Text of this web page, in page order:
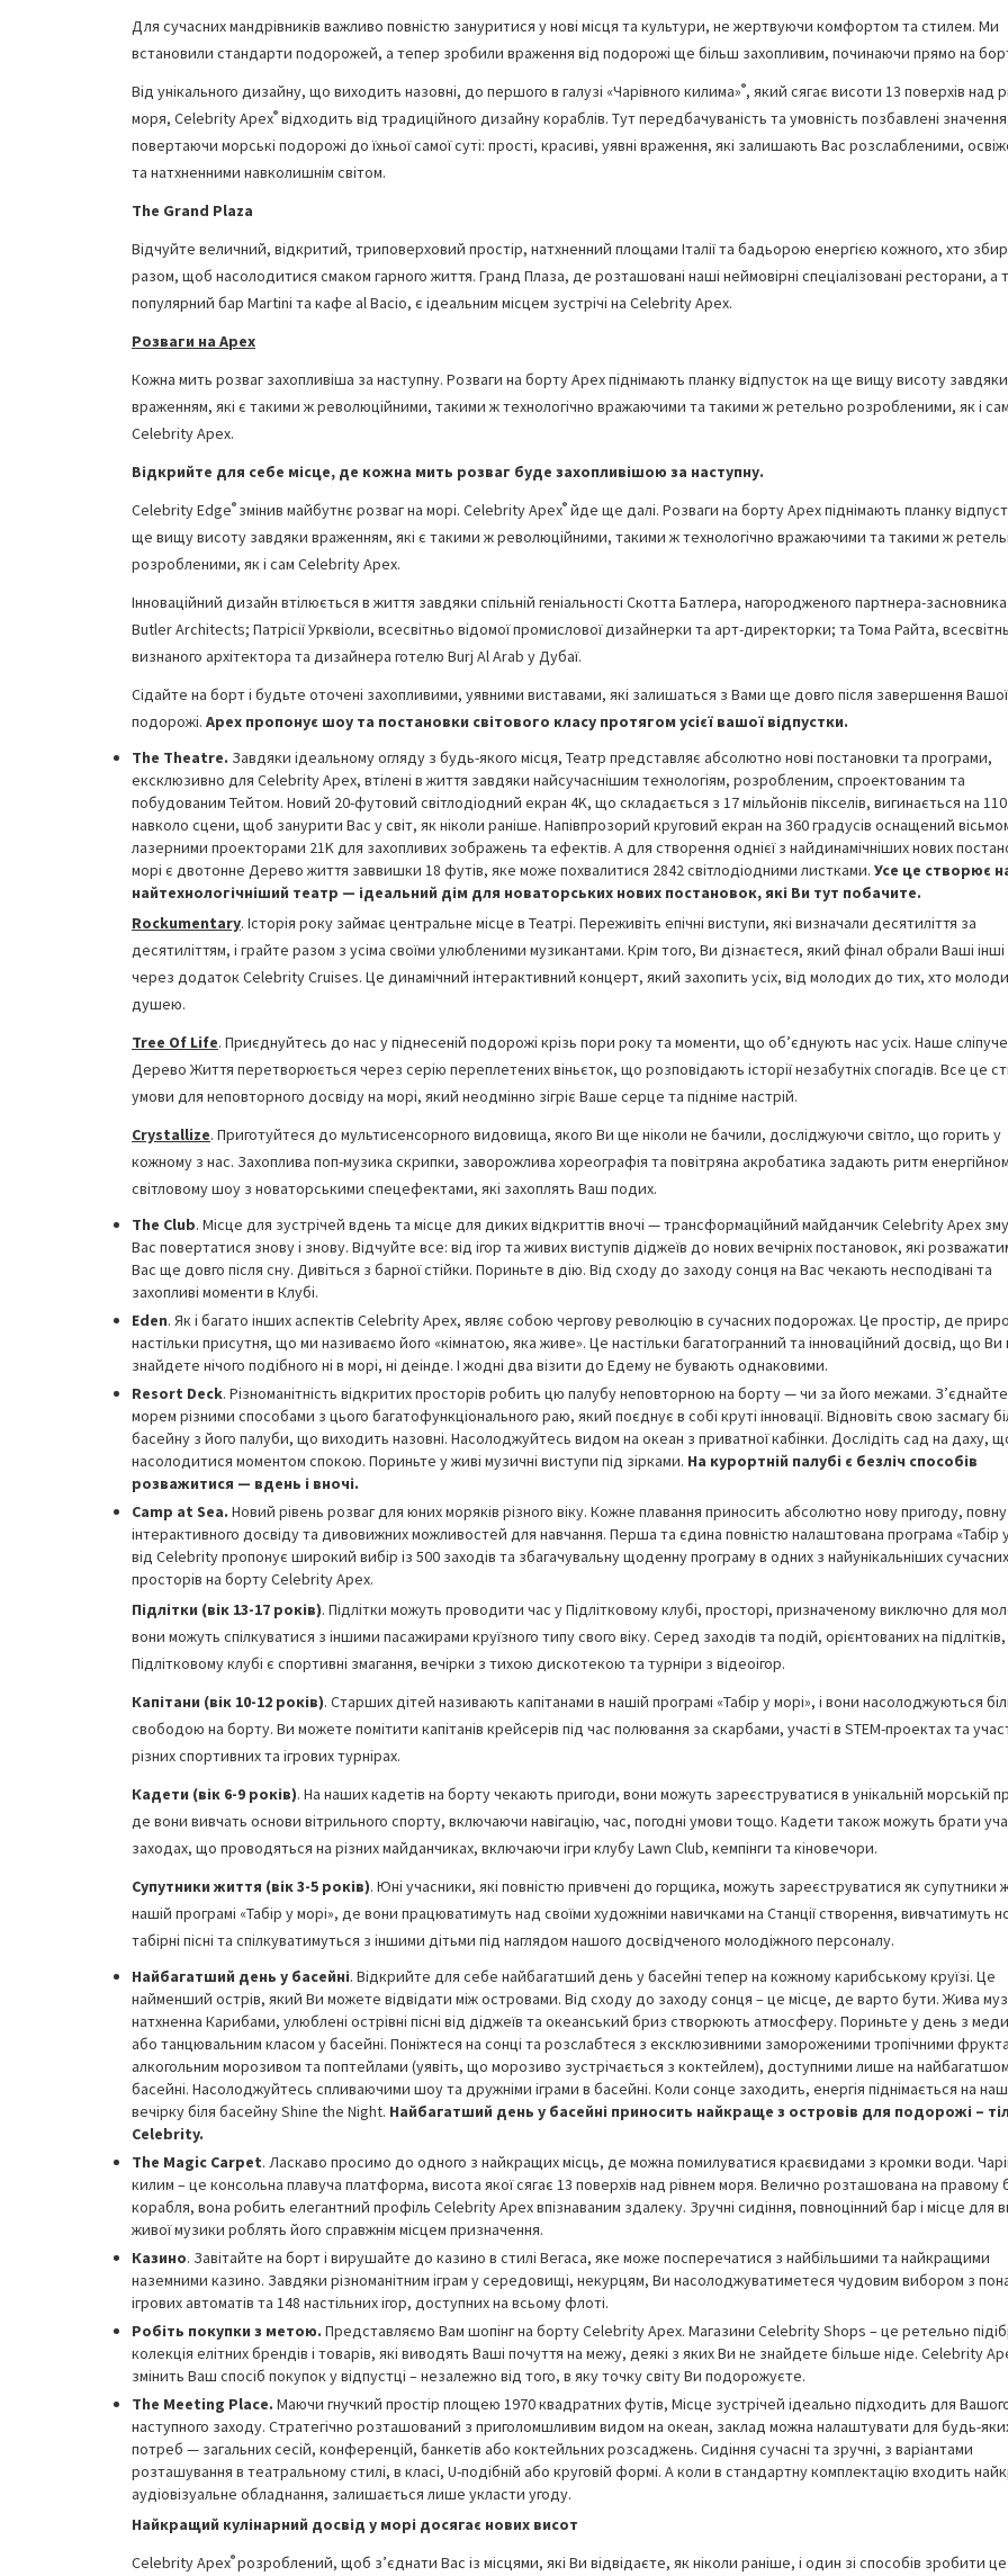
Для сучасних мандрівників важливо повністю зануритися у нові місця та культури, не жертвуючи комфортом та стилем. Ми
встановили стандарти подорожей, а тепер зробили враження від подорожі ще більш захопливим, починаючи прямо на
Від унікального дизайну, що виходить назовні, до першого в галузі «Чарівного килима»®, який сягає висоти 13 поверхів над
моря, Celebrity Apex® відходить від традиційного дизайну кораблів. Тут передбачуваність та умовність позбавлені
повертаючи морські подорожі до їхньої самої суті: прості, красиві, уявні враження, які залишають Вас розслабленими,
та натхненними навколишнім світом.
The Grand Plaza
Відчуйте величний, відкритий, триповерховий простір, натхненний площами Італії та бадьорою енергією кожного, хто
разом, щоб насолодитися смаком гарного життя. Гранд Плаза, де розташовані наші неймовірні спеціалізовані ресторани, а
популярний бар Martini та кафе al Bacio, є ідеальним місцем зустрічі на Celebrity Apex.
Розваги на Apex
Кожна мить розваг захопливіша за наступну. Розваги на борту Apex піднімають планку відпусток на ще вищу висоту завдяки
враженням, які є такими ж революційними, такими ж технологічно вражаючими та такими ж ретельно розробленими, як і сам
Celebrity Apex.
Відкрийте для себе місце, де кожна мить розваг буде захопливішою за наступну.
Celebrity Edge® змінив майбутнє розваг на морі. Celebrity Apex® йде ще далі. Розваги на борту Apex піднімають планку
ще вищу висоту завдяки враженням, які є такими ж революційними, такими ж технологічно вражаючими та такими ж
розробленими, як і сам Celebrity Apex.
Інноваційний дизайн втілюється в життя завдяки спільній геніальності Скотта Батлера, нагородженого партнера-
Butler Architects; Патрісії Урквіоли, всесвітньо відомої промислової дизайнерки та арт-директорки; та Тома Райта,
визнаного архітектора та дизайнера готелю Burj Al Arab у Дубаї.
Сідайте на борт і будьте оточені захопливими, уявними виставами, які залишаться з Вами ще довго після завершення Вашої
подорожі. Apex пропонує шоу та постановки світового класу протягом усієї вашої відпустки.
The Theatre. Завдяки ідеальному огляду з будь-якого місця, Театр представляє абсолютно нові постановки та програми,
ексклюзивно для Celebrity Apex, втілені в життя завдяки найсучаснішим технологіям, розробленим, спроектованим та
побудованим Тейтом. Новий 20-футовий світлодіодний екран 4K, що складається з 17 мільйонів пікселів, вигинається на
навколо сцени, щоб занурити Вас у світ, як ніколи раніше. Напівпрозорий круговий екран на 360 градусів оснащений
лазерними проекторами 21K для захопливих зображень та ефектів. А для створення однієї з найдинамічніших нових
морі є двотонне Дерево життя заввишки 18 футів, яке може похвалитися 2842 світлодіодними листками. Усе це створює
найтехнологічніший театр — ідеальний дім для новаторських нових постановок, які Ви тут побачите.
Rockumentary. Історія року займає центральне місце в Театрі. Переживіть епічні виступи, які визначали десятиліття за
десятиліттям, і грайте разом з усіма своїми улюбленими музикантами. Крім того, Ви дізнаєтеся, який фінал обрали Ваші інші
через додаток Celebrity Cruises. Це динамічний інтерактивний концерт, який захопить усіх, від молодих до тих, хто
душею.
Tree Of Life. Приєднуйтесь до нас у піднесеній подорожі крізь пори року та моменти, що об’єднують нас усіх. Наше сліпуче
Дерево Життя перетворюється через серію переплетених віньєток, що розповідають історії незабутніх спогадів. Все це
умови для неповторного досвіду на морі, який неодмінно зігріє Ваше серце та підніме настрій.
Crystallize. Приготуйтеся до мультисенсорного видовища, якого Ви ще ніколи не бачили, досліджуючи світло, що горить у
кожному з нас. Захоплива поп-музика скрипки, заворожлива хореографія та повітряна акробатика задають ритм
світловому шоу з новаторськими спецефектами, які захоплять Ваш подих.
The Club. Місце для зустрічей вдень та місце для диких відкриттів вночі — трансформаційний майданчик Celebrity Apex
Вас повертатися знову і знову. Відчуйте все: від ігор та живих виступів діджеїв до нових вечірніх постановок, які
Вас ще довго після сну. Дивіться з барної стійки. Пориньте в дію. Від сходу до заходу сонця на Вас чекають несподівані та
захопливі моменти в Клубі.
Eden. Як і багато інших аспектів Celebrity Apex, являє собою чергову революцію в сучасних подорожах. Це простір, де
настільки присутня, що ми називаємо його «кімнатою, яка живе». Це настільки багатогранний та інноваційний досвід, що Ви
знайдете нічого подібного ні в морі, ні деінде. І жодні два візити до Едему не бувають однаковими.
Resort Deck. Різноманітність відкритих просторів робить цю палубу неповторною на борту — чи за його межами.
морем різними способами з цього багатофункціонального раю, який поєднує в собі круті інновації. Відновіть свою засмагу
басейну з його палуби, що виходить назовні. Насолоджуйтесь видом на океан з приватної кабінки. Дослідіть сад на даху,
насолодитися моментом спокою. Пориньте у живі музичні виступи під зірками. На курортній палубі є безліч способів
розважитися — вдень і вночі.
Camp at Sea. Новий рівень розваг для юних моряків різного віку. Кожне плавання приносить абсолютно нову пригоду, повну
інтерактивного досвіду та дивовижних можливостей для навчання. Перша та єдина повністю налаштована програма «Табір
від Celebrity пропонує широкий вибір із 500 заходів та збагачувальну щоденну програму в одних з найунікальніших сучасних
просторів на борту Celebrity Apex.
Підлітки (вік 13-17 років). Підлітки можуть проводити час у Підлітковому клубі, просторі, призначеному виключно для
вони можуть спілкуватися з іншими пасажирами круїзного типу свого віку. Серед заходів та подій, орієнтованих на
Підлітковому клубі є спортивні змагання, вечірки з тихою дискотекою та турніри з відеоігор.
Капітани (вік 10-12 років). Старших дітей називають капітанами в нашій програмі «Табір у морі», і вони насолоджуються
свободою на борту. Ви можете помітити капітанів крейсерів під час полювання за скарбами, участі в STEM-проектах та
різних спортивних та ігрових турнірах.
Кадети (вік 6-9 років). На наших кадетів на борту чекають пригоди, вони можуть зареєструватися в унікальній морській
де вони вивчать основи вітрильного спорту, включаючи навігацію, час, погодні умови тощо. Кадети також можуть брати
заходах, що проводяться на різних майданчиках, включаючи ігри клубу Lawn Club, кемпінги та кіновечори.
Супутники життя (вік 3-5 років). Юні учасники, які повністю привчені до горщика, можуть зареєструватися як супутники
нашій програмі «Табір у морі», де вони працюватимуть над своїми художніми навичками на Станції створення, вивчатимуть
табірні пісні та спілкуватимуться з іншими дітьми під наглядом нашого досвідченого молодіжного персоналу.
Найбагатший день у басейні. Відкрийте для себе найбагатший день у басейні тепер на кожному карибському круїзі. Це
найменший острів, який Ви можете відвідати між островами. Від сходу до заходу сонця – це місце, де варто бути. Жива
натхненна Карибами, улюблені острівні пісні від діджеїв та океанський бриз створюють атмосферу. Пориньте у день з
або танцювальним класом у басейні. Поніжтеся на сонці та розслабтеся з ексклюзивними замороженими тропічними
алкогольним морозивом та поптейлами (уявіть, що морозиво зустрічається з коктейлем), доступними лише на
басейні. Насолоджуйтесь спливаючими шоу та дружніми іграми в басейні. Коли сонце заходить, енергія піднімається на
вечірку біля басейну Shine the Night. Найбагатший день у басейні приносить найкраще з островів для подорожі –
Celebrity.
The Magic Carpet. Ласкаво просимо до одного з найкращих місць, де можна помилуватися краєвидами з кромки води.
килим – це консольна плавуча платформа, висота якої сягає 13 поверхів над рівнем моря. Велично розташована на правому
корабля, вона робить елегантний профіль Celebrity Apex впізнаваним здалеку. Зручні сидіння, повноцінний бар і місце для
живої музики роблять його справжнім місцем призначення.
Казино. Завітайте на борт і вирушайте до казино в стилі Вегаса, яке може посперечатися з найбільшими та найкращими
наземними казино. Завдяки різноманітним іграм у середовищі, некурцям, Ви насолоджуватиметеся чудовим вибором з
ігрових автоматів та 148 настільних ігор, доступних на всьому флоті.
Робіть покупки з метою. Представляємо Вам шопінг на борту Celebrity Apex. Магазини Celebrity Shops – це ретельно
колекція елітних брендів і товарів, які виводять Ваші почуття на межу, деякі з яких Ви не знайдете більше ніде. Celebrity
змінить Ваш спосіб покупок у відпустці – незалежно від того, в яку точку світу Ви подорожуєте.
The Meeting Place. Маючи гнучкий простір площею 1970 квадратних футів, Місце зустрічей ідеально підходить для
наступного заходу. Стратегічно розташований з приголомшливим видом на океан, заклад можна налаштувати для будь-
потреб — загальних сесій, конференцій, банкетів або коктейльних розсаджень. Сидіння сучасні та зручні, з варіантами
розташування в театральному стилі, в класі, U-подібній або круговій формі. А коли в стандартну комплектацію входить
аудіовізуальне обладнання, залишається лише укласти угоду.
Найкращий кулінарний досвід у морі досягає нових висот
Celebrity Apex®розроблений, щоб з’єднати Вас із місцями, які Ви відвідаєте, як ніколи раніше, і один зі способів зробити